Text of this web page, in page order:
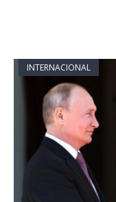
INTERNACIONAL